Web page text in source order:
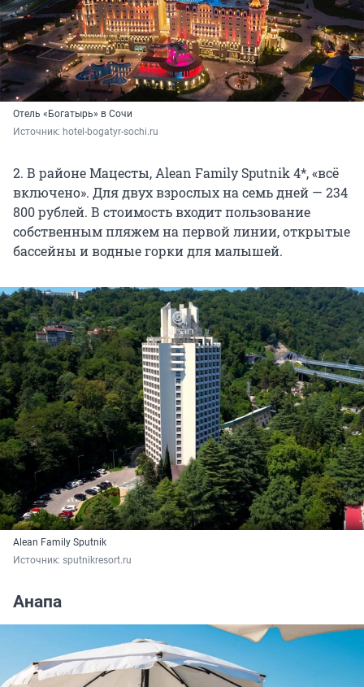
Отель «Богатырь» в Сочи
Источник: hotel-bogatyr-sochi.ru
2. В районе Мацесты, Alean Family Sputnik 4*, «всё
включено». Для двух взрослых на семь дней — 234
800 рублей. В стоимость входит пользование
собственным пляжем на первой линии, открытые
бассейны и водные горки для малышей.
Alean Family Sputnik
Источник: sputnikresort.ru
Анапа